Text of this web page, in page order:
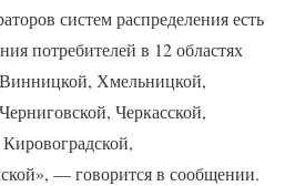
систем распределения есть
потребителей в 12 областях
Хмельницкой,
Черкасской,
— говорится в сообщении.